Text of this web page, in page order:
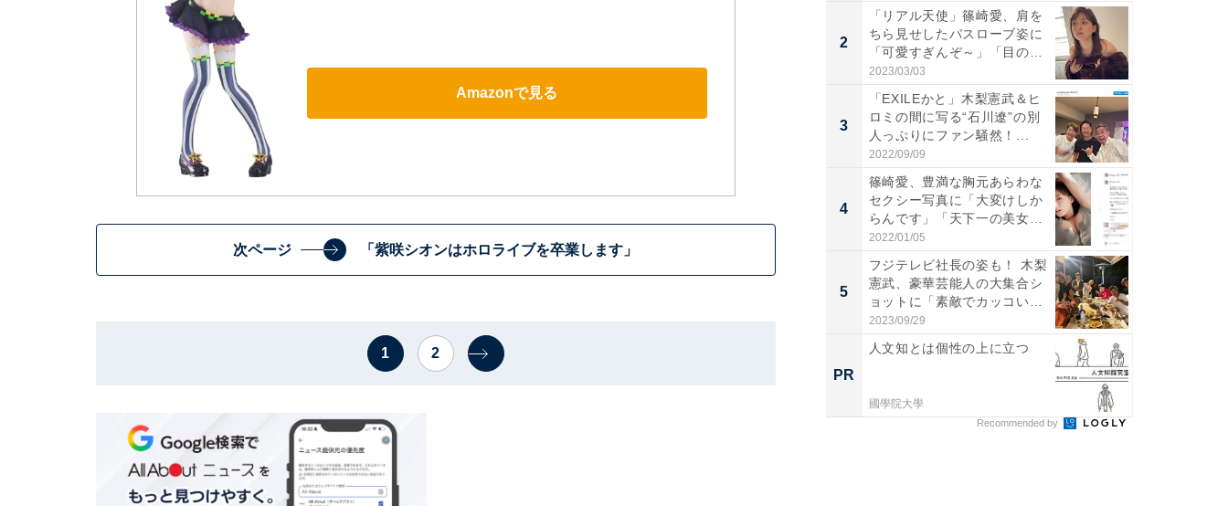
Amazonで見る
次ページ 「紫咲シオンはホロライブを卒業します」
1 2
2
「リアル天使」篠崎愛、肩を
ちら見せしたバスローブ姿に
「可愛すぎんぞ～」「目の表
情...
2023/03/03
3
「EXILEかと」木梨憲武＆ヒ
ロミの間に写る“石川遼”の別
人っぷりにファン騒然！...
2022/09/09
4
篠崎愛、豊満な胸元あらわな
セクシー写真に「大変けしか
らんです」「天下一の美女で
す...
2022/01/05
5
フジテレビ社長の姿も！ 木梨
憲武、豪華芸能人の大集合シ
ョットに「素敵でカッコい
い...
2023/09/29
PR
人文知とは個性の上に立つ
國學院大學
Recommended by